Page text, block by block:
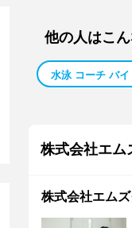
他の人はこ
水泳 コーチ バイ
株式会社エム
株式会社エム